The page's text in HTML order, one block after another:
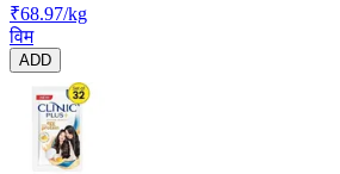
₹68.97/kg
विम
ADD